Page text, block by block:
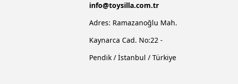
info@toysilla.com.tr
Adres: Ramazanoğlu Mah.
Kaynarca Cad. No:22 -
Pendik / İstanbul / Türkiye